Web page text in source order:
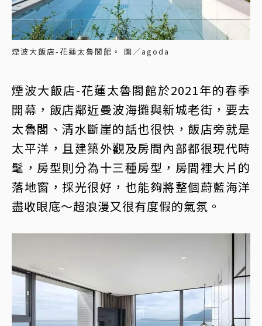
煙波大飯店-花蓮太魯閣館。 圖／agoda
煙波大飯店-花蓮太魯閣館於2021年的春季
開幕，飯店鄰近曼波海攤與新城老街，要去
太魯閣、清水斷崖的話也很快，飯店旁就是
太平洋，且建築外觀及房間內部都很現代時
髦，房型則分為十三種房型，房間裡大片的
落地窗，採光很好，也能夠將整個蔚藍海洋
盡收眼底～超浪漫又很有度假的氣氛。